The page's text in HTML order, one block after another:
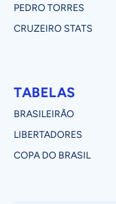
PEDRO TORRES
CRUZEIRO STATS
TABELAS
BRASILEIRÃO
LIBERTADORES
COPA DO BRASIL